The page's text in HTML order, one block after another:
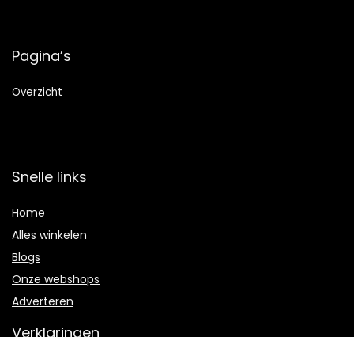
Pagina’s
Overzicht
Snelle links
Home
Alles winkelen
Blogs
Onze webshops
Adverteren
Verklaringen